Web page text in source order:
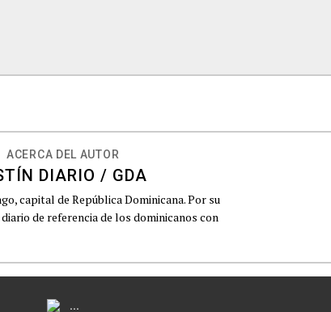
ACERCA DEL AUTOR
DIARIO / GDA
capital de República Dominicana. Por su
de referencia de los dominicanos con
...